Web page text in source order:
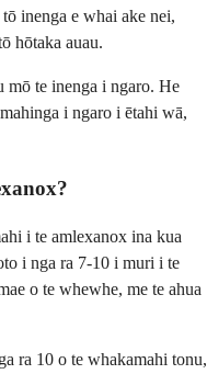
inenga e whai ake nei,
hōtaka auau.
mō te inenga i ngaro. He
i ngaro i ētahi wā,
i te amlexanox ina kua
i nga ra 7-10 i muri i te
o te whewhe, me te ahua
ra 10 o te whakamahi tonu,